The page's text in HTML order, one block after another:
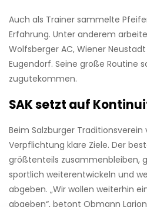
Auch als Trainer sammelte
Erfahrung. Unter anderem
Wolfsberger AC, Wiener
Eugendorf. Seine große Routine
zugutekommen.
SAK setzt auf
Beim Salzburger
Verpflichtung klare Ziele. Der
größtenteils zusammenbleiben,
sportlich weiterentwickeln und
abgeben. „Wir wollen weiterhin
abgeben“, betont Obmann